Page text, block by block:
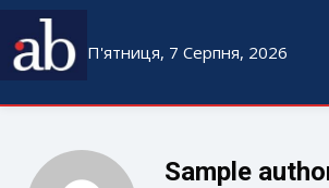
П'ятниця, 7 Серпня, 2026
Sample